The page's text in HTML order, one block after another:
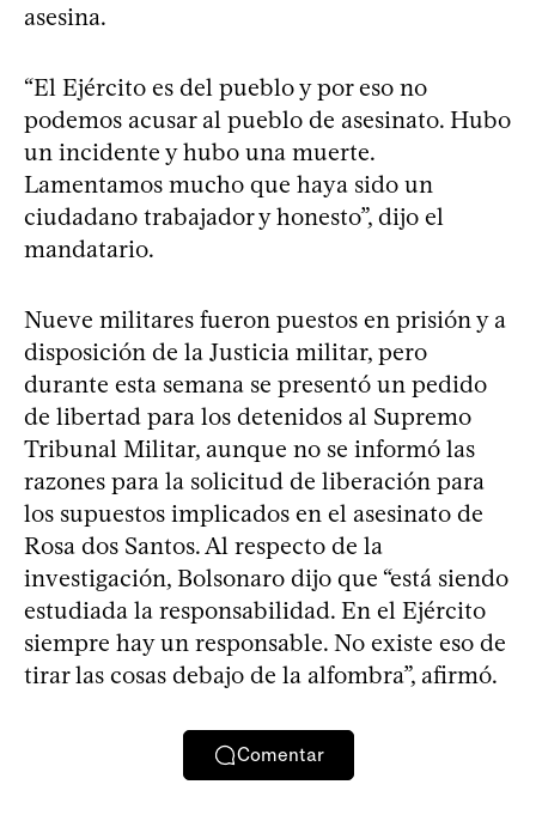
asesina.
“El Ejército es del pueblo y por eso no
podemos acusar al pueblo de asesinato. Hubo
un incidente y hubo una muerte.
Lamentamos mucho que haya sido un
ciudadano trabajador y honesto”, dijo el
mandatario.
Nueve militares fueron puestos en prisión y a
disposición de la Justicia militar, pero
durante esta semana se presentó un pedido
de libertad para los detenidos al Supremo
Tribunal Militar, aunque no se informó las
razones para la solicitud de liberación para
los supuestos implicados en el asesinato de
Rosa dos Santos. Al respecto de la
investigación, Bolsonaro dijo que “está siendo
estudiada la responsabilidad. En el Ejército
siempre hay un responsable. No existe eso de
tirar las cosas debajo de la alfombra”, afirmó.
Comentar